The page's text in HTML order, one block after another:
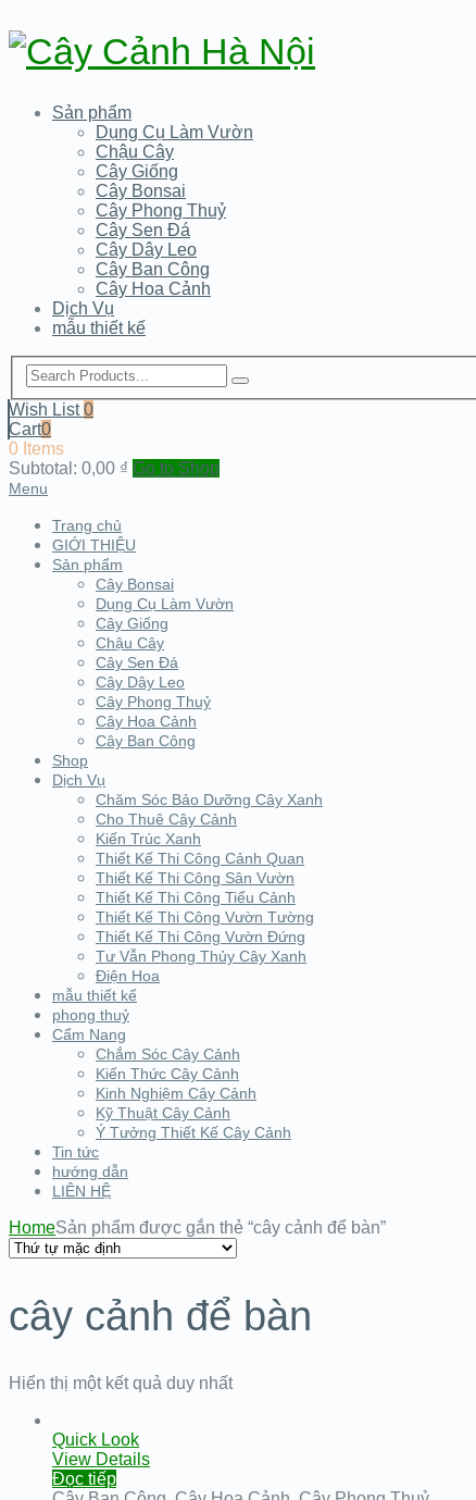
Sản phẩm
Dụng Cụ Làm Vườn
Chậu Cây
Cây Giống
Cây Bonsai
Cây Phong Thuỷ
Cây Sen Đá
Cây Dây Leo
Cây Ban Công
Cây Hoa Cảnh
Dịch Vụ
mẫu thiết kế
Wish List0
Cart0
0 Items
Subtotal: 0,00 ₫ Go to Shop
Menu
Trang chủ
GIỚI THIỆU
Sản phẩm
Cây Bonsai
Dụng Cụ Làm Vườn
Cây Giống
Chậu Cây
Cây Sen Đá
Cây Dây Leo
Cây Phong Thuỷ
Cây Hoa Cảnh
Cây Ban Công
Shop
Dịch Vụ
Chăm Sóc Bảo Dưỡng Cây Xanh
Cho Thuê Cây Cảnh
Kiến Trúc Xanh
Thiết Kế Thi Công Cảnh Quan
Thiết Kế Thi Công Sân Vườn
Thiết Kế Thi Công Tiểu Cảnh
Thiết Kế Thi Công Vườn Tường
Thiết Kế Thi Công Vườn Đứng
Tư Vẫn Phong Thủy Cây Xanh
Điện Hoa
mẫu thiết kế
phong thuỷ
Cẩm Nang
Chắm Sóc Cây Cảnh
Kiến Thức Cây Cảnh
Kinh Nghiệm Cây Cảnh
Kỹ Thuật Cây Cảnh
Ý Tưởng Thiết Kế Cây Cảnh
Tin tức
hướng dẫn
LIÊN HỆ
HomeSản phẩm được gắn thẻ “cây cảnh để bàn”
cây cảnh để bàn
Hiển thị một kết quả duy nhất
Quick Look
View Details
Đọc tiếp